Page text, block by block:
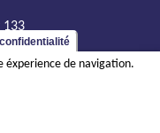
133
éxperience de navigation.